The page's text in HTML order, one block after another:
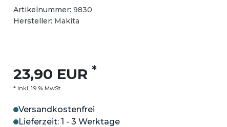
Artikelnummer: 9830
Hersteller: Makita
23,90 EUR *
* inkl. 19 % MwSt.
Versandkostenfrei
Lieferzeit: 1 - 3 Werktage